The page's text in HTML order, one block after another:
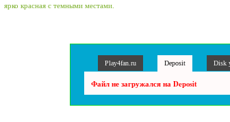
ярко красная с темными местами.
Play4fan.ru Deposit Disk
Файл не загружался на Deposit